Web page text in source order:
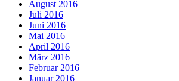
August 2016
Juli 2016
Juni 2016
Mai 2016
April 2016
März 2016
Februar 2016
Januar 2016